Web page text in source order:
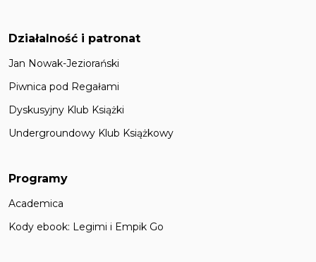
Działalność i patronat
Jan Nowak-Jeziorański
Piwnica pod Regałami
Dyskusyjny Klub Książki
Undergroundowy Klub Książkowy
Programy
Academica
Kody ebook: Legimi i Empik Go